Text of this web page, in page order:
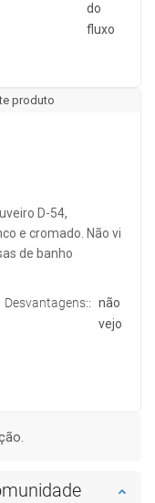
do
fluxo
produto
D-54,
e cromado. Não vi
de banho
Desvantagens:
não
vejo